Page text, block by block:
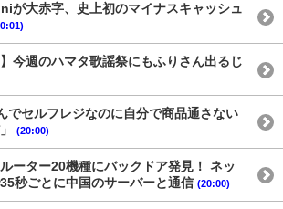
が大赤字、史上初のマイナスキャッシュ
】今週のハマタ歌謡祭にもふりさん出るじ
でセルフレジなのに自分で商品通さない
(20:00)
ルーター20機種にバックドア発見！ ネッ
秒ごとに中国のサーバーと通信 (20:00)